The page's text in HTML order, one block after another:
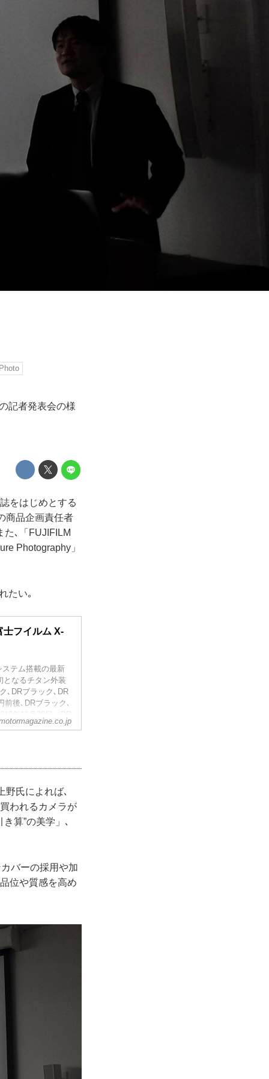
記者発表会の様
をはじめとする
商品企画責任者
た､「FUJIFILM
Photography」
たい｡
士フイルム X-
テム搭載の最新
となるチタン外装
､DRブラック､DR
後､DRブラック､
年11月28日（DR
野氏によれば､
われるカメラが
算”の美学」､
バーの採用や加
位や質感を高め